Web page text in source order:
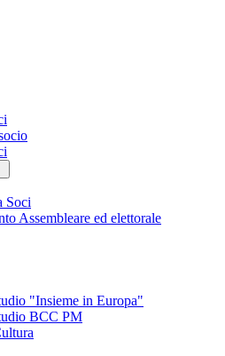
Soci
Assembleare ed elettorale
"Insieme in Europa"
BCC PM